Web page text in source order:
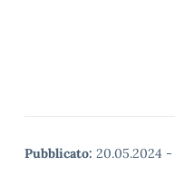
Pubblicato: 20.05.2024 -